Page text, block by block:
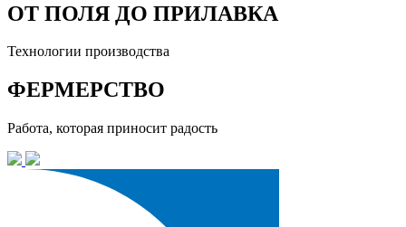
ОТ ПОЛЯ ДО ПРИЛАВКА
Технологии производства
ФЕРМЕРСТВО
Работа, которая приносит радость